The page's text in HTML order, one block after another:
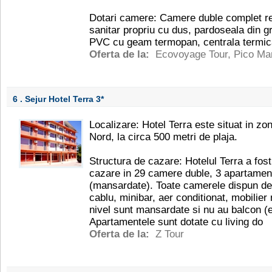
Dotari camere: Camere duble complet
sanitar propriu cu dus, pardoseala din
PVC cu geam termopan, centrala
Oferta de la:
Ecovoyage Tour, Pico
6 . Sejur Hotel Terra 3*
Localizare: Hotel Terra este situat in
Nord, la circa 500 metri de plaja.
Structura de cazare: Hotelul Terra a
cazare in 29 camere duble, 3
(mansardate). Toate camerele dispun
cablu, minibar, aer conditionat, mobilier
nivel sunt mansardate si nu au balcon
Apartamentele sunt dotate cu living do
Oferta de la:
Z Tour